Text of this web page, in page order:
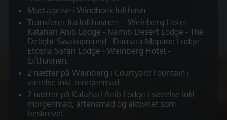
Modtagelse i Windhoek lufthavn.
Transferer fra lufthavnen – Weinberg Hotel -
Kalahari Anib Lodge - Namib Desert Lodge - The
Delight Swakopmund - Damara Mopane Lodge -
Etosha Safari Lodge - Weinberg Hotel -
lufthavnen.
2 nætter på Weinberg i Courtyard Fountain i
værelse inkl. morgenmad.
2 nætter på Kalahari Anib Lodge i værelse inkl.
morgenmad, aftensmad og aktivitet som
beskrevet.